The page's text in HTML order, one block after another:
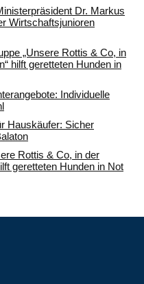
Dr. Markus
Wirtschaftsjunioren
„Unsere Rottis & Co, in
hilft geretteten Hunden in
Individuelle
Hauskäufer: Sicher
Rottis & Co, in der
geretteten Hunden in Not